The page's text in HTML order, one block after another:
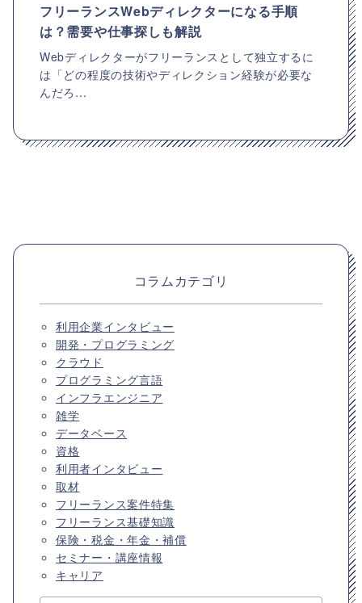
フリーランスWebディレクターになる手順
は？需要や仕事探しも解説
Webディレクターがフリーランスとして独立するに
は「どの程度の技術やディレクション経験が必要な
んだろ...
コラムカテゴリ
利用企業インタビュー
開発・プログラミング
クラウド
プログラミング言語
インフラエンジニア
雑学
データベース
資格
利用者インタビュー
取材
フリーランス案件特集
フリーランス基礎知識
保険・税金・年金・補償
セミナー・講座情報
キャリア